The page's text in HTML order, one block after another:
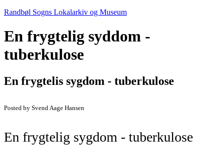
Randbøl Sogns Lokalarkiv og Museum
En frygtelig syddom -
tuberkulose
En frygtelis sygdom - tuberkulose
Posted by Svend Aage Hansen
En frygtelig sygdom - tuberkulose